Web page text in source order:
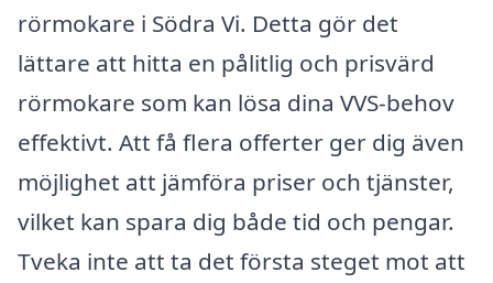
rörmokare i Södra Vi. Detta gör det
lättare att hitta en pålitlig och prisvärd
rörmokare som kan lösa dina VVS-behov
effektivt. Att få flera offerter ger dig även
möjlighet att jämföra priser och tjänster,
vilket kan spara dig både tid och pengar.
Tveka inte att ta det första steget mot att